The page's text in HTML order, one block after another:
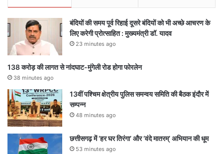
बंदियों की समय पूर्व रिहाई दूसरे बंदियों को भी अच्छे आचरण के
लिए करेगी प्रोत्साहित : मुख्यमंत्री डॉ. यादव
23 minutes ago
138 करोड़ की लागत से नांदघाट-मुंगेली रोड होगा फोरलेन
38 minutes ago
13वीं पश्चिम क्षेत्रीय पुलिस समन्वय समिति की बैठक इंदौर में
सम्पन्न
48 minutes ago
छत्तीसगढ़ में ‘हर घर तिरंगा’ और ‘वंदे मातरम्’ अभियान की धूम
53 minutes ago